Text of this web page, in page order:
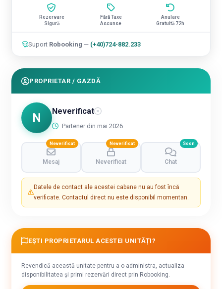
Rezervare
Sigură
Fără Taxe
Ascunse
Anulare
Gratuită 72h
Suport Robooking — (+40)724-882.233
PROPRIETAR / GAZDĂ
N Neverificat
Partener din mai 2026
Mesaj
Neverificat
Neverificat
Neverificat
Chat
Soon
Datele de contact ale acestei cabane nu au fost încă
verificate. Contactul direct nu este disponibil momentan.
EȘTI PROPRIETARUL ACESTEI UNITĂȚI?
Revendică această unitate pentru a o administra, actualiza
disponibilitatea și primi rezervări direct prin Robooking.